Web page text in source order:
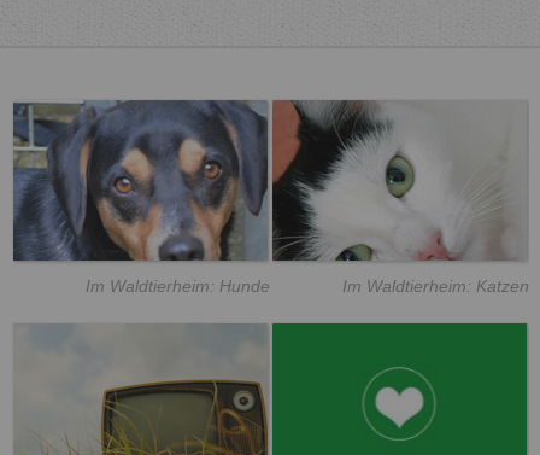
Im Waldtierheim: Hunde Im Waldtierheim: Katzen